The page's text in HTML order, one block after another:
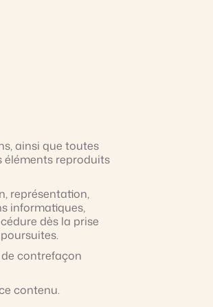
ainsi que toutes
éléments reproduits
représentation,
informatiques,
dès la prise
contrefaçon
contenu.